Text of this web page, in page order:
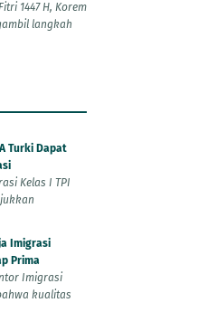
1447 H, Korem
langkah
Turki Dapat
Kelas I TPI
Imigrasi
Prima
Imigrasi
kualitas